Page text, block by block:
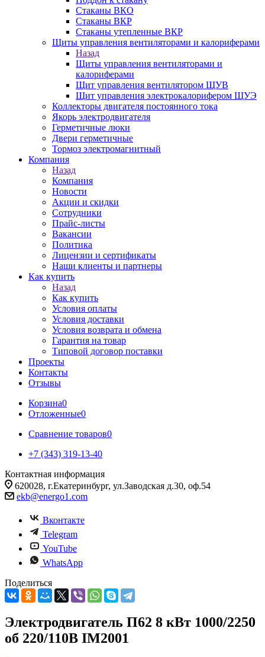
Стаканы ВКО
Стаканы ВКР
Стаканы утепленные ВКР
Щиты управления вентиляторами и калориферами
Назад
Щиты управления вентиляторами и
калориферами
Щит управления вентилятором ЩУВ
Щит управления электрокалорифером ЩУЭ
Коллекторы двигателя постоянного тока
Якорь электродвигателя
Герметичные люки
Двери герметичные
Тормоз электромагнитный
Компания
Назад
Компания
Новости
Акции и скидки
Сотрудники
Прайс-листы
Вакансии
Политика
Лицензии и сертификаты
Наши клиенты и партнеры
Как купить
Назад
Как купить
Условия оплаты
Условия доставки
Условия возврата и обмена
Гарантия на товар
Типовой договор поставки
Проекты
Контакты
Отзывы
Корзина0
Отложенные0
Сравнение товаров0
+7 (343) 319-13-40
Контактная информация
620028, г.Екатеринбург, ул.Заводская д.30, оф.54
ekb@energo1.com
Вконтакте
Telegram
YouTube
WhatsApp
Поделиться
Электродвигатель П62 8 кВт 1000/2250
об 220/110В IM2001